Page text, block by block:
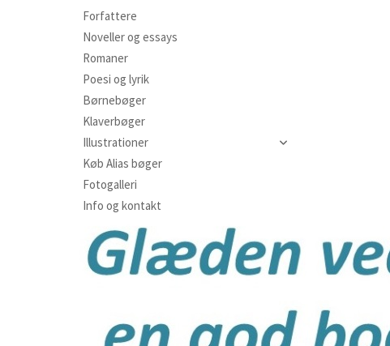
Forfattere
Noveller og essays
Romaner
Poesi og lyrik
Børnebøger
Klaverbøger
Illustrationer
Rikke Aarøe Carlsens illustrationer
HC Andersens illustrationer
Anne Rye Anderssons illustrationer
Vibeke Pilar Carstensens illustrationer
Anita Christensens illustrationer
Freja Otilia Olrik Ernsts illustrationer
Jørgen Skaastrups illustrationer
Køb Alias bøger
Fotogalleri
Info og kontakt